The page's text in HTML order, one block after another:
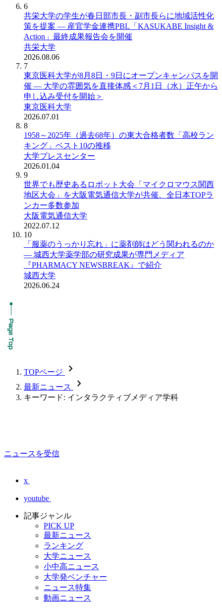
6
共栄大学の学生が春日部市長・副市長らに地域活性化
策を提案 ― 産官学金連携PBL「KASUKABE Insight &
Action」最終成果報告会を開催
共栄大学
2026.08.06
7
東京医科大学が8月8日・9日にオープンキャンパスを開
催 ― 大学の雰囲気を直接体感＜7月1日（水）正午から
申し込み受付を開始＞
東京医科大学
2026.07.01
8
1958～2025年（過去68年）の東大合格者数「高校ラン
キング」ベスト10の推移
大学プレスセンター
2026.01.04
9
世界でも歴史あるロボット大会「マイクロマウス関西
地区大会」を大阪電気通信大学が共催、全日本TOPラ
ンカー多数参加
大阪電気通信大学
2022.07.12
10
「服薬のうっかり忘れ」に薬剤師はどう関われるのか
― 城西大学薬学部の研究成果が専門メディア
『PHARMACY NEWSBREAK』で紹介
城西大学
2026.06.24
TOPページ chevron_forward
最新ニュース chevron_forward
キーワード: インタラクティブメディア学科
ニュースを受信
x
youtube
記事ジャンル
PICK UP
最新ニュース
ランキング
大学ニュース
小中高ニュース
大学発ベンチャー
ニュース特集
動画ニュース